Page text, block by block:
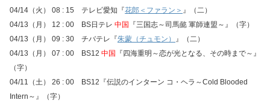
04/14（火） 08 : 15 テレビ愛知『花郎＜ファラン＞ 』（二）
04/13（月） 12 : 00 BS日テレ 中国
『三国志～司馬懿 軍師連盟～』（字）
04/13（月） 09 : 30 チバテレ『朱蒙（チュモン） 』（二）
04/13（月） 07 : 00 BS12 中国
『四海重明～恋が光となる、その時まで～』
（字）
04/11（土） 26 : 00 BS12『伝説のインターン コ・ヘラ～Cold Blooded
Intern～』（字）